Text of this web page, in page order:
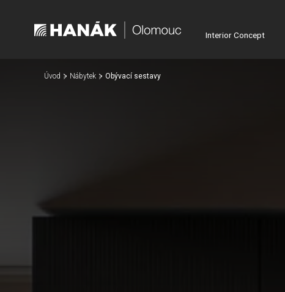
Interior Concept
Úvod Nábytek Obývací sestavy